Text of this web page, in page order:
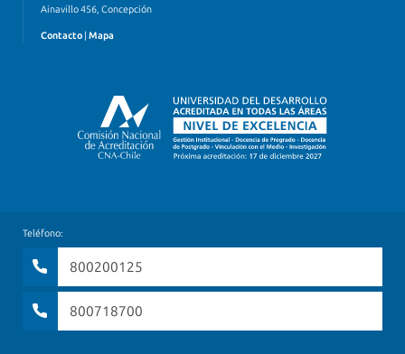
Ainavillo 456, Concepción
Contacto | Mapa
Teléfono:
800200125
800718700